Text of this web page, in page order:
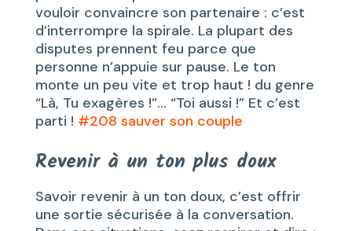
vouloir convaincre son partenaire : c’est
d’interrompre la spirale. La plupart des
disputes prennent feu parce que
personne n’appuie sur pause. Le ton
monte un peu vite et trop haut ! du genre
“Là, Tu exagères !”… “Toi aussi !” Et c’est
parti ! #208 sauver son couple
Revenir à un ton plus doux
Savoir revenir à un ton doux, c’est offrir
une sortie sécurisée à la conversation.